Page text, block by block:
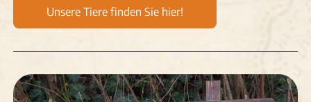
Unsere Tiere finden Sie hier!